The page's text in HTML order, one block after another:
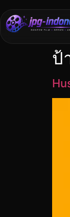
ป้